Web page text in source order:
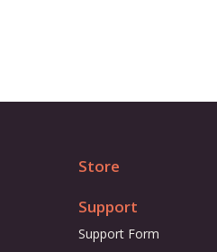
Store
Support
Support Form